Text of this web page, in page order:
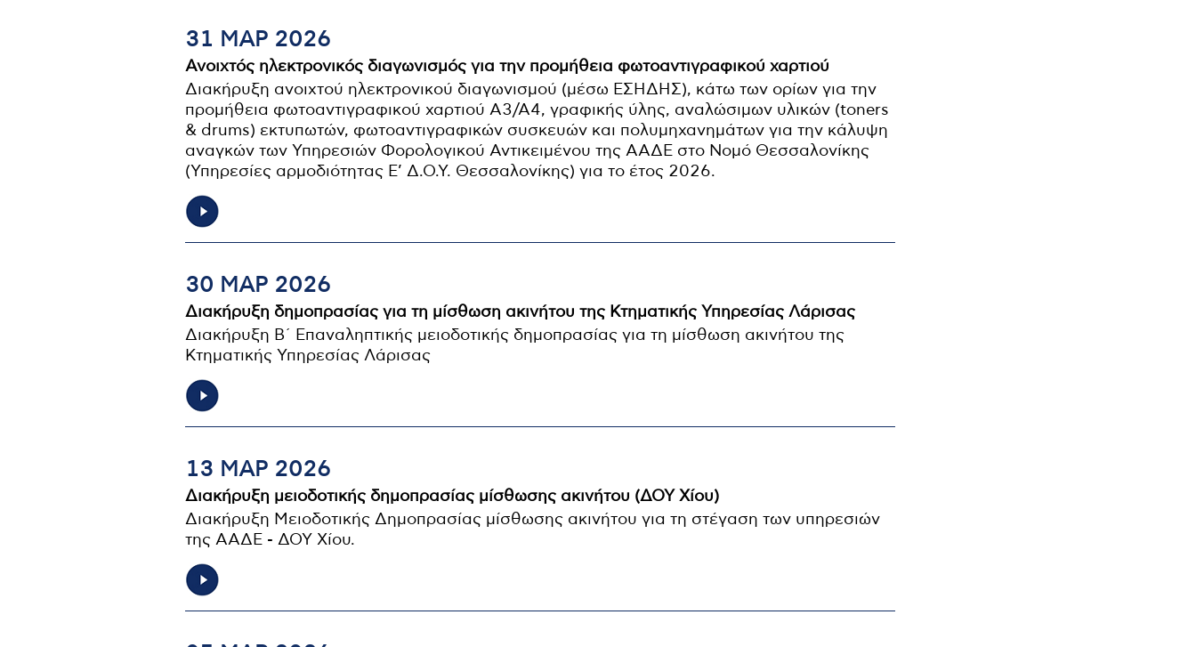
31 ΜΑΡ 2026
Ανοιχτός ηλεκτρονικός διαγωνισμός για την προμήθεια φωτοαντιγραφικού χαρτιού
Διακήρυξη ανοιχτού ηλεκτρονικού διαγωνισμού (μέσω ΕΣΗΔΗΣ), κάτω των ορίων για την
προμήθεια φωτοαντιγραφικού χαρτιού Α3/Α4, γραφικής ύλης, αναλώσιμων υλικών (toners
& drums) εκτυπωτών, φωτοαντιγραφικών συσκευών και πολυμηχανημάτων για την κάλυψη
αναγκών των Υπηρεσιών Φορολογικού Αντικειμένου της ΑΑΔΕ στο Νομό Θεσσαλονίκης
(Υπηρεσίες αρμοδιότητας Ε’ Δ.Ο.Υ. Θεσσαλονίκης) για το έτος 2026.
30 ΜΑΡ 2026
Διακήρυξη δημοπρασίας για τη μίσθωση ακινήτου της Κτηματικής Υπηρεσίας Λάρισας
Διακήρυξη Β΄ Επαναληπτικής μειοδοτικής δημοπρασίας για τη μίσθωση ακινήτου της
Κτηματικής Υπηρεσίας Λάρισας
13 ΜΑΡ 2026
Διακήρυξη μειοδοτικής δημοπρασίας μίσθωσης ακινήτου (ΔΟΥ Χίου)
Διακήρυξη Μειοδοτικής Δημοπρασίας μίσθωσης ακινήτου για τη στέγαση των υπηρεσιών
της ΑΑΔΕ - ΔΟΥ Χίου.